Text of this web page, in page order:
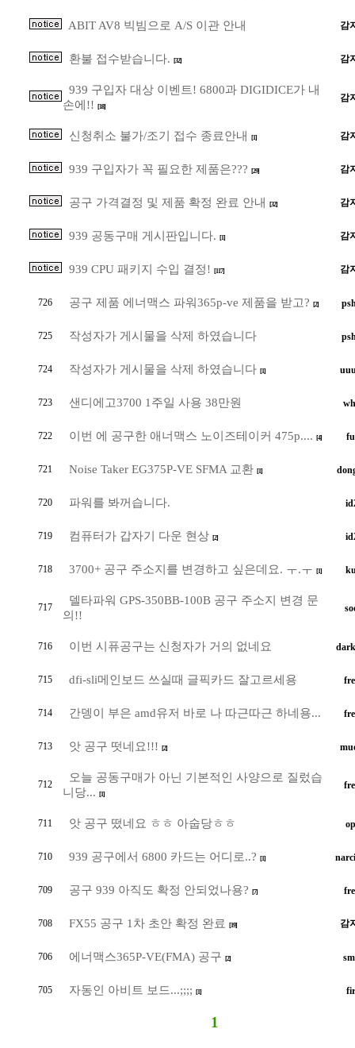
ABIT AV8 빅빔으로 A/S 이관 안내 감
환불 접수받습니다. [32] 감
939 구입자 대상 이벤트! 6800과 DIGIDICE가 내
손에!!
[18]
감
신청취소 불가/조기 접수 종료안내 [1] 감
939 구입자가 꼭 필요한 제품은??? [29] 감
공구 가격결정 및 제품 확정 완료 안내 [32] 감
939 공동구매 게시판입니다. [1] 감
939 CPU 패키지 수입 결정! [117] 감
726 공구 제품 에너맥스 파워365p-ve 제품을 받고? [2]
725 작성자가 게시물을 삭제 하였습니다
724 작성자가 게시물을 삭제 하였습니다 [1]
723 샌디에고3700 1주일 사용 38만원
722 이번 에 공구한 애너맥스 노이즈테이커 475p.... [4]
721 Noise Taker EG375P-VE SFMA 교환 [1]
720 파워를 봐꺼습니다.
719 컴퓨터가 갑자기 다운 현상 [2]
718 3700+ 공구 주소지를 변경하고 싶은데요. ㅜ.ㅜ [1]
717
델타파워 GPS-350BB-100B 공구 주소지 변경 문
의!!
716 이번 시퓨공구는 신청자가 거의 없네요
715 dfi-sli메인보드 쓰실때 글픽카드 잘고르세용
714 간뎅이 부은 amd유저 바로 나 따근따근 하네용...
713 앗 공구 떳네요!!! [2]
712
오늘 공동구매가 아닌 기본적인 사양으로 질렀습
니당...
[1]
711 앗 공구 떴네요 ㅎㅎ 아숩당ㅎㅎ
710 939 공구에서 6800 카드는 어디로..? [1]
709 공구 939 아직도 확정 안되었나용? [7]
708 FX55 공구 1차 초안 확정 완료 [19] 감
706 에너맥스365P-VE(FMA) 공구 [2]
705 자동인 아비트 보드...;;;; [1]
1